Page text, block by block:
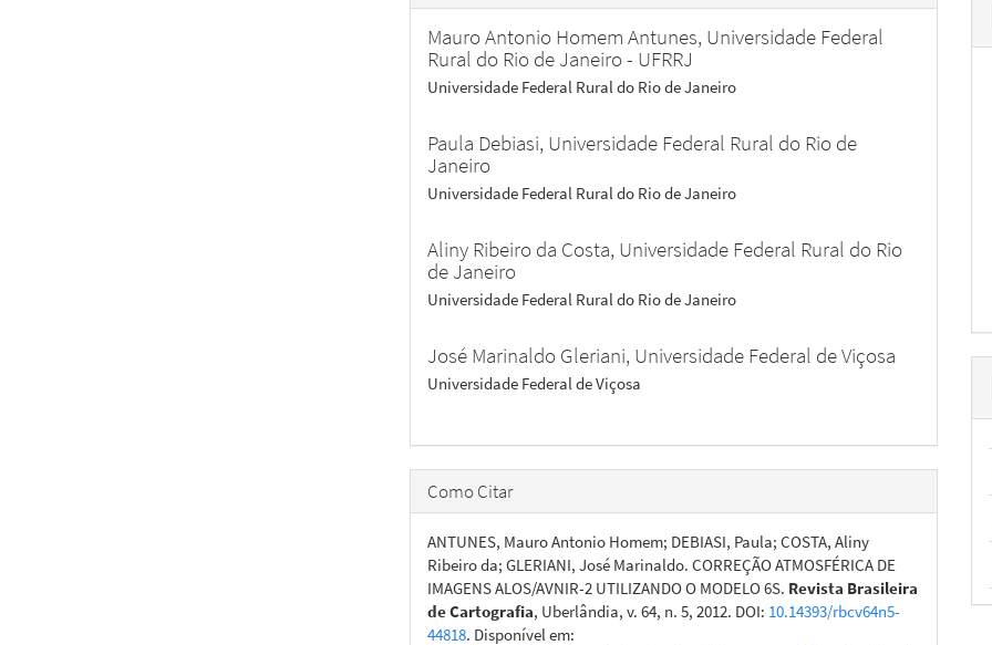
Mauro Antonio Homem Antunes, Universidade Federal
Rural do Rio de Janeiro - UFRRJ
Universidade Federal Rural do Rio de Janeiro
Paula Debiasi, Universidade Federal Rural do Rio de
Janeiro
Universidade Federal Rural do Rio de Janeiro
Aliny Ribeiro da Costa, Universidade Federal Rural do Rio
de Janeiro
Universidade Federal Rural do Rio de Janeiro
José Marinaldo Gleriani, Universidade Federal de Viçosa
Universidade Federal de Viçosa
Como Citar
ANTUNES, Mauro Antonio Homem; DEBIASI, Paula; COSTA, Aliny
Ribeiro da; GLERIANI, José Marinaldo. CORREÇÃO ATMOSFÉRICA DE
IMAGENS ALOS/AVNIR-2 UTILIZANDO O MODELO 6S. Revista Brasileira
de Cartografia, Uberlândia, v. 64, n. 5, 2012. DOI: 10.14393/rbcv64n5-
44818. Disponível em: